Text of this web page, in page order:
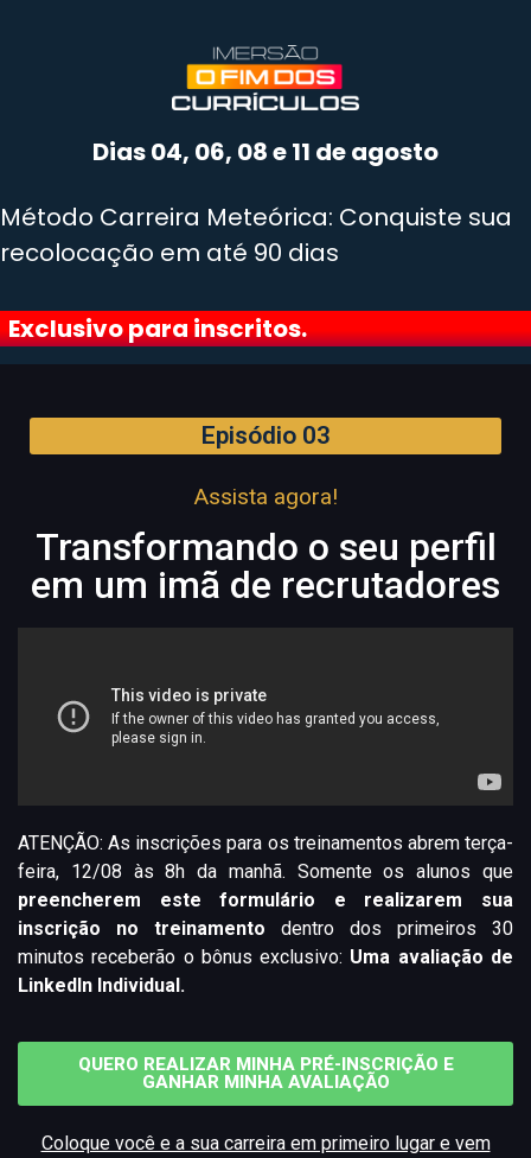
Dias 04, 06, 08 e 11 de agosto
Método Carreira Meteórica: Conquiste sua
recolocação em até 90 dias
Exclusivo para inscritos.
Episódio 03
Assista agora!
Transformando o seu perfil
em um imã de recrutadores
ATENÇÃO: As inscrições para os treinamentos abrem terça-
feira, 12/08 às 8h da manhã. Somente os alunos que
preencherem este formulário e realizarem sua
inscrição
no treinamento dentro dos primeiros 30
minutos receberão o bônus exclusivo: Uma avaliação de
LinkedIn Individual.
QUERO REALIZAR MINHA PRÉ-INSCRIÇÃO E
GANHAR MINHA AVALIAÇÃO
Coloque você e a sua carreira em primeiro lugar e vem